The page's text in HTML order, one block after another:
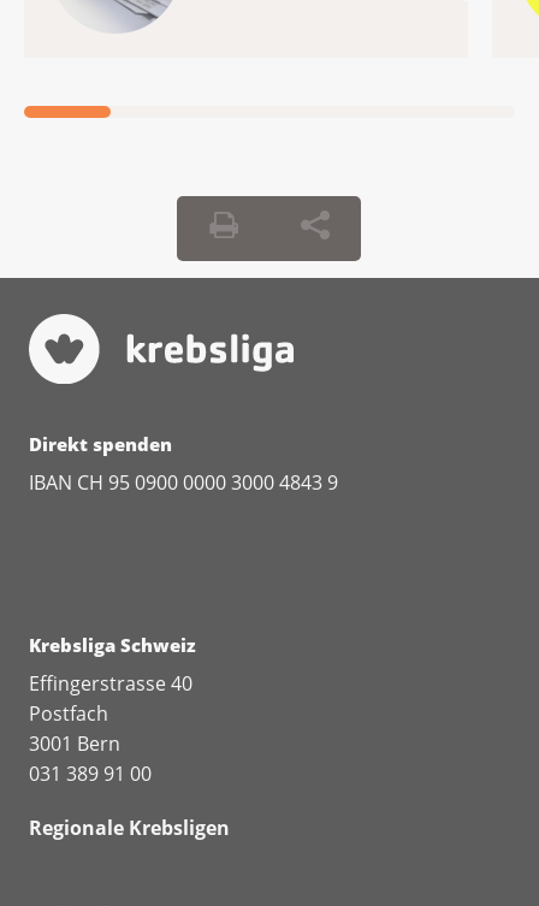
Direkt spenden
IBAN CH 95 0900 0000 3000 4843 9
Krebsliga Schweiz
Effingerstrasse 40
Postfach
3001 Bern
031 389 91 00
Regionale Krebsligen